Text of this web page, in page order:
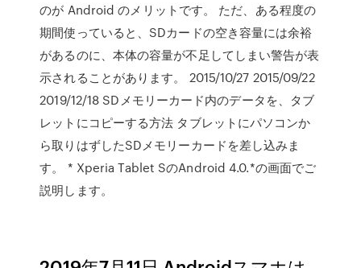
のが Android のメリットです。 ただ、ある程度の
期間使っていると、SDカードの空き容量には余裕
があるのに、本体の容量が不足してしまい警告が表
示されることがあります。 2015/10/27 2015/09/22
2019/12/18 SDメモリーカード内のデータを、タブ
レットにコピーする方法 タブレットにパソコンか
ら取りはずしたSDメモリーカードを差し込みま
す。 * Xperia Tablet SのAndroid 4.0.*の画面でご
説明します。